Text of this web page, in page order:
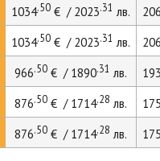
1034.50€ / 2023.31 лв.
1034.50€ / 2023.31 лв.
966.50€ / 1890.31 лв.
876.50€ / 1714.28 лв.
876.50€ / 1714.28 лв.